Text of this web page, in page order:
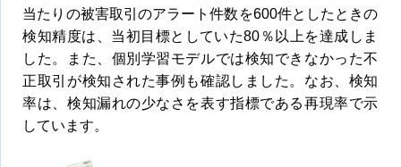
当たりの被害取引のアラート件数を600件としたときの
検知精度は、当初目標としていた80％以上を達成しま
した。また、個別学習モデルでは検知できなかった不
正取引が検知された事例も確認しました。なお、検知
率は、検知漏れの少なさを表す指標である再現率で示
しています。